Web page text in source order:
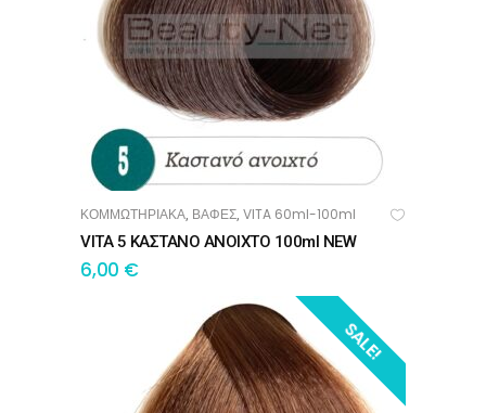
ΠΡΟΣΘΉΚΗ ΣΤΟ ΚΑΛΆΘΙ
ΚΟΜΜΩΤΗΡΙΑΚΑ ΒΑΦΕΣ VITA 60ml-100ml
VITA 5 ΚΑΣΤΑΝΟ ΑΝΟΙΧΤΟ 100ml NEW
6,00 €
SALE!